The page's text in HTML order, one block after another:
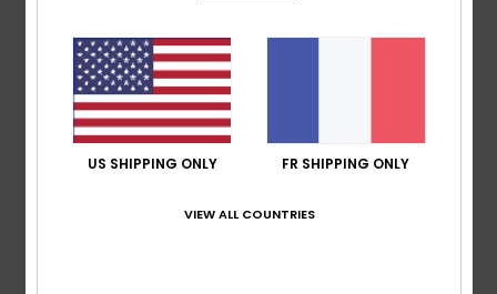
compétition, il bénéficiera de toute la résistance du
néoprène StretchFlight® et des couture internes scellées
pour surfer à un niveau supérieur.
Details & caractéristiques
US SHIPPING ONLY FR SHIPPING ONLY
VIEW ALL COUNTRIES